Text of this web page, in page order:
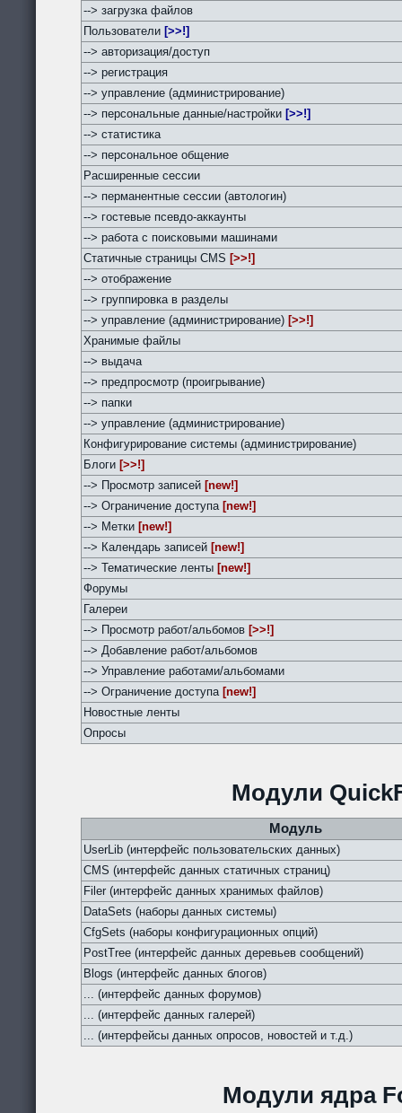
--> загрузка файлов
Пользователи [>>!]
--> авторизация/доступ
--> регистрация
--> управление (администрирование)
--> персональные данные/настройки [>>!]
--> статистика
--> персональное общение
Расширенные сессии
--> перманентные сессии (автологин)
--> гостевые псевдо-аккаунты
--> работа с поисковыми машинами
Статичные страницы CMS [>>!]
--> отображение
--> группировка в разделы
--> управление (администрирование) [>>!]
Хранимые файлы
--> выдача
--> предпросмотр (проигрывание)
--> папки
--> управление (администрирование)
Конфигурирование системы (администрирование)
Блоги [>>!]
--> Просмотр записей [new!]
--> Ограничение доступа [new!]
--> Метки [new!]
--> Календарь записей [new!]
--> Тематические ленты [new!]
Форумы
Галереи
--> Просмотр работ/альбомов [>>!]
--> Добавление работ/альбомов
--> Управление работами/альбомами
--> Ограничение доступа [new!]
Новостные ленты
Опросы
Модули
Модуль
UserLib (интерфейс пользовательских данных)
CMS (интерфейс данных статичных страниц)
Filer (интерфейс данных хранимых файлов)
DataSets (наборы данных системы)
CfgSets (наборы конфигурационных опций)
PostTree (интерфейс данных деревьев сообщений)
Blogs (интерфейс данных блогов)
... (интерфейс данных форумов)
... (интерфейс данных галерей)
... (интерфейсы данных опросов, новостей и т.д.)
Модули ядра